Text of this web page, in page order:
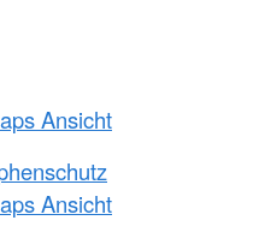
Ansicht
Ansicht